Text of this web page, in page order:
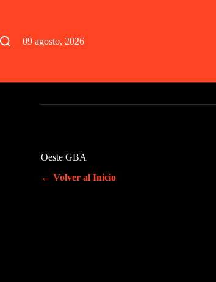
09 agosto, 2026
Oeste GBA
← Volver al Inicio